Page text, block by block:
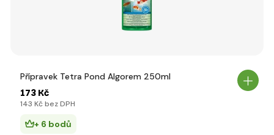
Přípravek Tetra Pond Algorem 250ml
173 Kč
143 Kč bez DPH
+ 6 bodů